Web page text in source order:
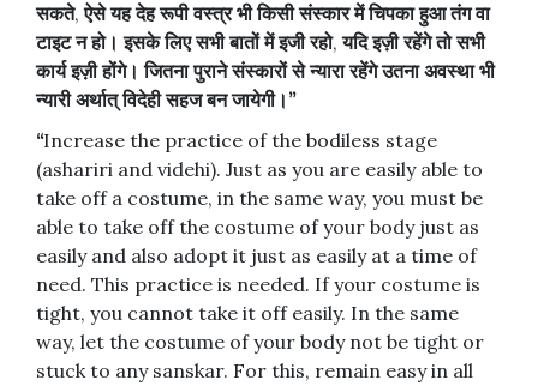
सकते,ऐसे यह देह रूपी वस्त्र भी किसी संस्कार में चिपका हुआ तंग वा
टाइट न हो। इसके लिए सभी बातों में इजी रहो,यदि इज़ी रहेंगे तो सभी
कार्य इज़ी होंगे। जितना पुराने संस्कारों से न्यारा रहेंगे उतना अवस्था भी
न्यारी अर्थात् विदेही सहज बन जायेगी। ”
“Increase the practice of the bodiless stage
(ashariri and videhi). Just as you are easily able to
take off a costume, in the same way, you must be
able to take off the costume of your body just as
easily and also adopt it just as easily at a time of
need. This practice is needed. If your costume is
tight, you cannot take it off easily. In the same
way, let the costume of your body not be tight or
stuck to any sanskar. For this, remain easy in all